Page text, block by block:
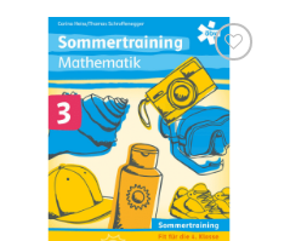
Zur
Wunschliste
hinzufügen